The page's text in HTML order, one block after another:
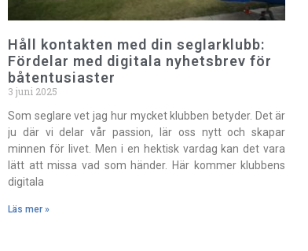
Håll kontakten med din seglarklubb:
Fördelar med digitala nyhetsbrev för
båtentusiaster
3 juni 2025
Som seglare vet jag hur mycket klubben betyder. Det är
ju där vi delar vår passion, lär oss nytt och skapar
minnen för livet. Men i en hektisk vardag kan det vara
lätt att missa vad som händer. Här kommer klubbens
digitala
Läs mer »